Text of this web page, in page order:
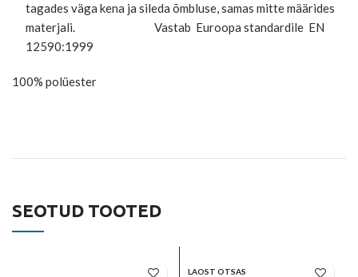
tagades väga kena ja sileda õmbluse, samas mitte määrides
materjali. Vastab Euroopa standardile EN
12590:1999
100% polüester
SEOTUD TOOTED
LAOST OTSAS